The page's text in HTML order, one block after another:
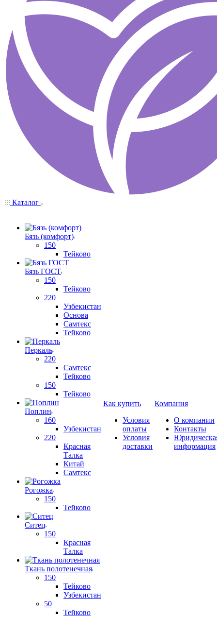
Каталог
Бязь (комфорт)
150
Тейково
Бязь ГОСТ
150
Тейково
220
Узбекистан
Основа
Самтекс
Тейково
Перкаль
220
Самтекс
Тейково
150
Тейково
Поплин
160
Узбекистан
220
Красная
Талка
Китай
Самтекс
Рогожка
150
Тейково
Ситец
150
Красная
Талка
Ткань полотенечная
150
Тейково
Узбекистан
50
Тейково
Как купить
Условия
оплаты
Условия
доставки
Компания
О компании
Контакты
информация